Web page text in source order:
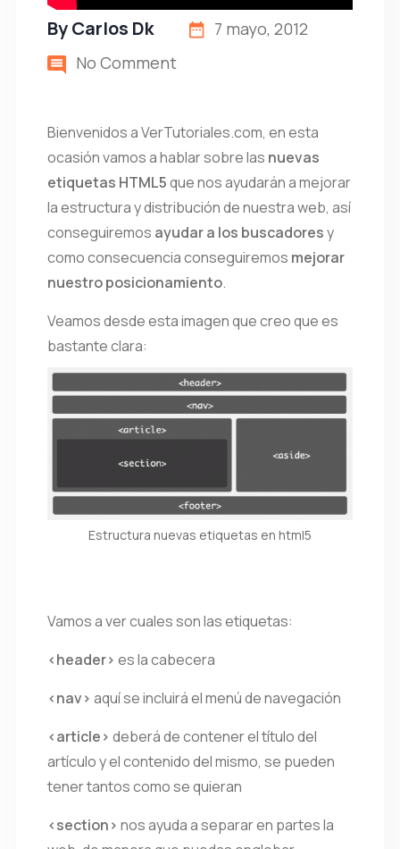
ByCarlos Dk
7 mayo, 2012
No Comment
Bienvenidos a VerTutoriales.com, en esta
ocasión vamos a hablar sobre las nuevas
etiquetas HTML5que nos ayudarán a mejorar
la estructura y distribución de nuestra web, así
conseguiremos ayudar a los buscadoresy
como consecuencia conseguiremos mejorar
nuestro posicionamiento.
Veamos desde esta imagen que creo que es
bastante clara:
Estructura nuevas etiquetas en html5
Vamos a ver cuales son las etiquetas:
<header> es la cabecera
<nav> aquí se incluirá el menú de navegación
<article> deberá de contener el título del
artículo y el contenido del mismo, se pueden
tener tantos como se quieran
<section> nos ayuda a separar en partes la